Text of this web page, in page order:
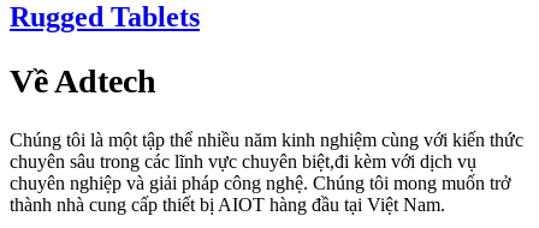
Rugged Tablets
Về Adtech
Chúng tôi là một tập thể nhiều năm kinh nghiệm cùng với kiến ​​thức
chuyên sâu trong các lĩnh vực chuyên biệt,đi kèm với dịch vụ
chuyên nghiệp và giải pháp công nghệ. Chúng tôi mong muốn trở
thành nhà cung cấp thiết bị AIOT hàng đầu tại Việt Nam.